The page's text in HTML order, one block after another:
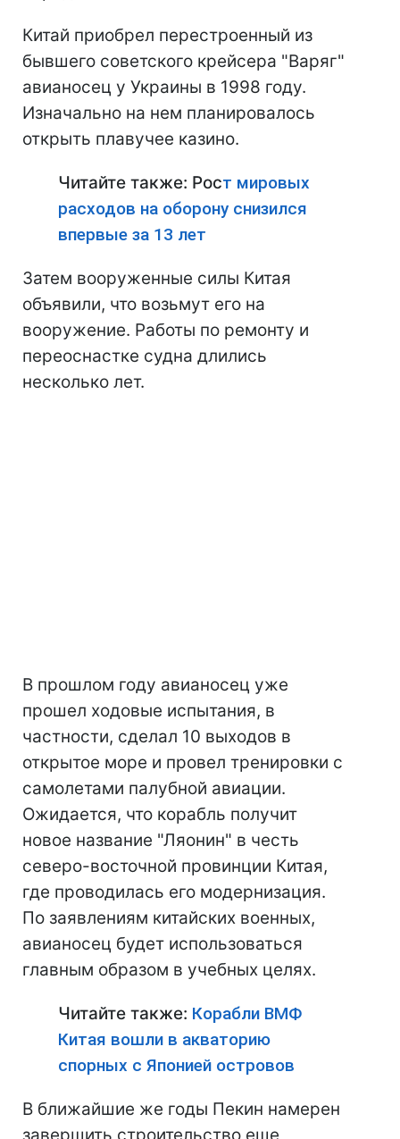
Китай приобрел перестроенный из
бывшего советского крейсера "Варяг"
авианосец у Украины в 1998 году.
Изначально на нем планировалось
открыть плавучее казино.
Читайте также: Рост мировых
расходов на оборону снизился
впервые за 13 лет
Затем вооруженные силы Китая
объявили, что возьмут его на
вооружение. Работы по ремонту и
переоснастке судна длились
несколько лет.
В прошлом году авианосец уже
прошел ходовые испытания, в
частности, сделал 10 выходов в
открытое море и провел тренировки с
самолетами палубной авиации.
Ожидается, что корабль получит
новое название "Ляонин" в честь
северо-восточной провинции Китая,
где проводилась его модернизация.
По заявлениям китайских военных,
авианосец будет использоваться
главным образом в учебных целях.
Читайте также: Корабли ВМФ
Китая вошли в акваторию
спорных с Японией островов
В ближайшие же годы Пекин намерен